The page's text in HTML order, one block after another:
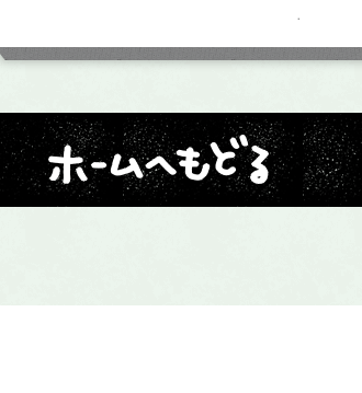
ホームへ戻る